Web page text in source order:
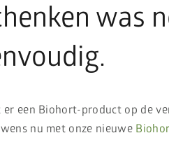
was
er een Biohort-product op de
nu met onze nieuwe